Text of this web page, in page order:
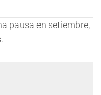
pausa en setiembre,